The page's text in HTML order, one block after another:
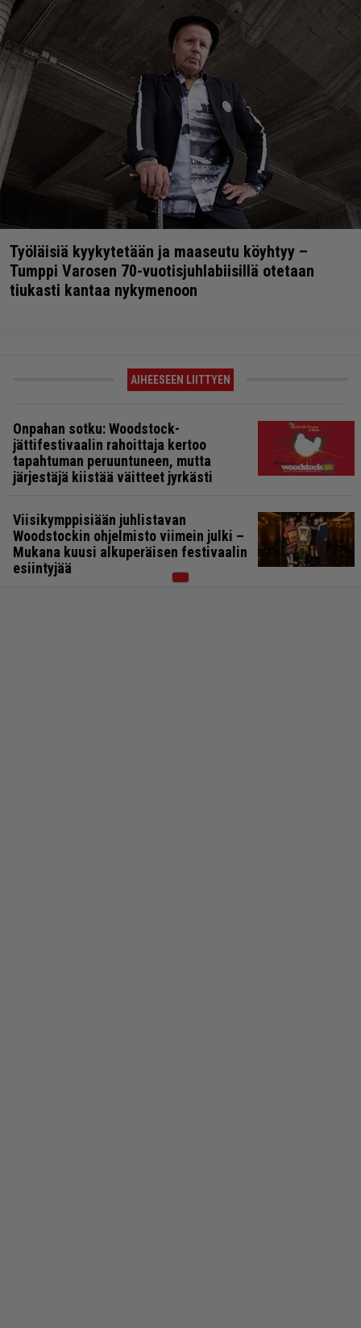
Työläisiä kyykytetään ja maaseutu köyhtyy –
Tumppi Varosen 70-vuotisjuhlabiisillä otetaan
tiukasti kantaa nykymenoon
AIHEESEEN LIITTYEN
Onpahan sotku: Woodstock-
jättifestivaalin rahoittaja kertoo
tapahtuman peruuntuneen, mutta
järjestäjä kiistää väitteet jyrkästi
Viisikymppisiään juhlistavan
Woodstockin ohjelmisto viimein julki –
Mukana kuusi alkuperäisen festivaalin
esiintyjää